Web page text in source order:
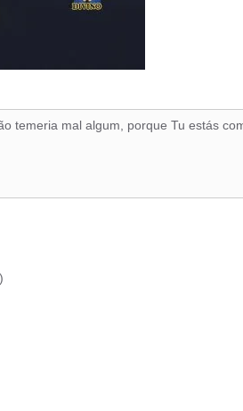
temeria mal algum, porque Tu estás
)